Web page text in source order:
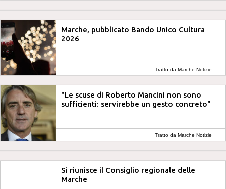
Marche, pubblicato Bando Unico Cultura
2026
Tratto da Marche Notizie
"Le scuse di Roberto Mancini non sono
sufficienti: servirebbe un gesto concreto"
Tratto da Marche Notizie
Si riunisce il Consiglio regionale delle
Marche